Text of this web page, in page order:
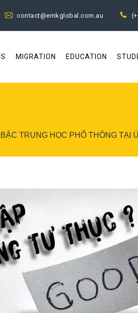
contact@emkglobal.com.au
MIGRATION EDUCATION
TRUNG HỌC PHỔ THÔNG